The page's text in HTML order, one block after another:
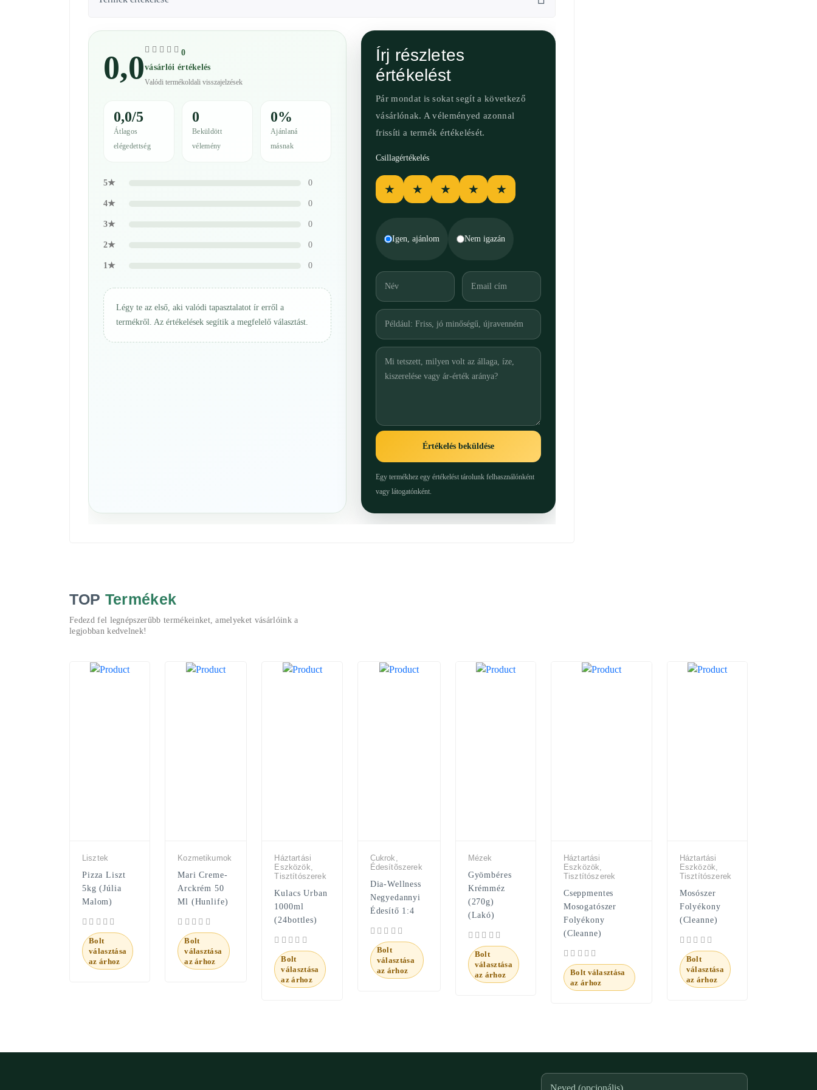
0,0
0
vásárlói értékelés
Valódi termékoldali visszajelzések
0,0/5
Átlagos
elégedettség
0
Beküldött
vélemény
0%
Ajánlaná
másnak
5★ 0
4★ 0
3★ 0
2★ 0
1★ 0
Légy te az első, aki valódi tapasztalatot ír erről a
termékről. Az értékelések segítik a megfelelő választást.
Írj részletes
értékelést
Pár mondat is sokat segít a következő
vásárlónak. A véleményed azonnal
frissíti a termék értékelését.
Csillagértékelés
★ ★ ★ ★ ★
Igen, ajánlom Nem igazán
Értékelés beküldése
Egy termékhez egy értékelést tárolunk felhasználónként
vagy látogatónként.
TOP Termékek
Fedezd fel legnépszerűbb termékeinket, amelyeket vásárlóink a
legjobban kedvelnek!
Lisztek
Pizza Liszt
5kg (Júlia
Malom)
Bolt
választása
az árhoz
Kozmetikumok
Mari Creme-
Arckrém 50
Ml (Hunlife)
Bolt
választása
az árhoz
Háztartási
Eszközök,
Tisztítószerek
Kulacs Urban
1000ml
(24bottles)
Bolt
választása
az árhoz
Cukrok,
Édesítõszerek
Dia-Wellness
Negyedannyi
Édesítő 1:4
Bolt
választása
az árhoz
Mézek
Gyömbéres
Krémméz
(270g)
(Lakó)
Bolt
választása
az árhoz
Háztartási
Eszközök,
Tisztítószerek
Cseppmentes
Mosogatószer
Folyékony
(Cleanne)
Bolt választása
az árhoz
Háztartási
Eszközök,
Tisztítószerek
Mosószer
Folyékony
(Cleanne)
Bolt
választása
az árhoz